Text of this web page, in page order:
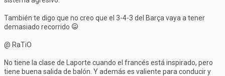
También te digo que no creo que el 3-4-3 del Barça vaya a tener
demasiado recorrido
@ RaTiO
No tiene la clase de Laporte cuando el francés está inspirado, pero
tiene buena salida de balón. Y además es valiente para conducir y